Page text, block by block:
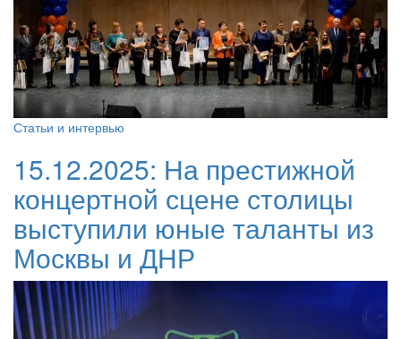
Статьи и интервью
15.12.2025: На престижной
концертной сцене столицы
выступили юные таланты из
Москвы и ДНР